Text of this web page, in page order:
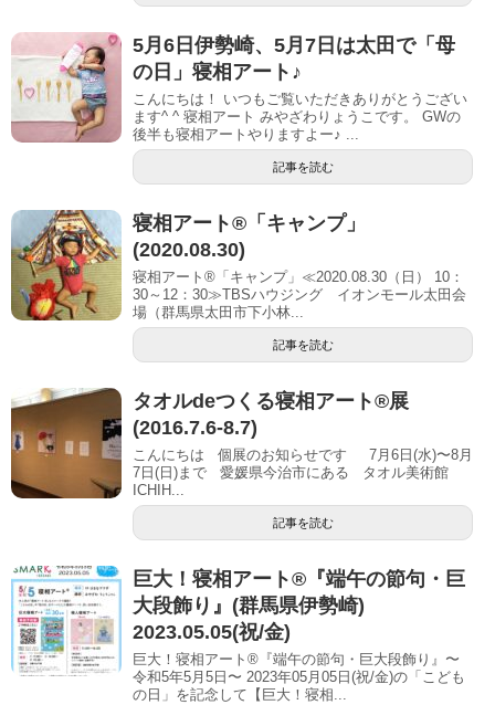
5月6日伊勢崎、5月7日は太田で「母
の日」寝相アート♪
こんにちは！ いつもご覧いただきありがとうござい
ます^ ^ 寝相アート みやざわりょうこです。 GWの
後半も寝相アートやりますよー♪ ...
記事を読む
寝相アート®「キャンプ」
(2020.08.30)
寝相アート®「キャンプ」≪2020.08.30（日） 10：
30～12：30≫TBSハウジング イオンモール太田会
場（群馬県太田市下小林...
記事を読む
タオルdeつくる寝相アート®展
(2016.7.6-8.7)
こんにちは 個展のお知らせです 7月6日(水)〜8月
7日(日)まで 愛媛県今治市にある タオル美術館
ICHIH...
記事を読む
巨大！寝相アート®︎『端午の節句・巨
大段飾り』(群馬県伊勢崎)
2023.05.05(祝/金)
巨大！寝相アート®『端午の節句・巨大段飾り』〜
令和5年5月5日〜 2023年05月05日(祝/金)の「こども
の日」を記念して【巨大！寝相...